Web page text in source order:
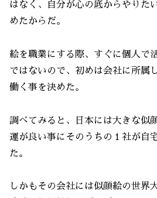
はなく、自分が心の底からやりた
めたからだ。
絵を職業にする際、すぐに個人で
ではないので、初めは会社に所属
働く事を決めた。
調べてみると、日本には大きな似
運が良い事にそのうちの１社が自
た。
しかもその会社には似顔絵の世界